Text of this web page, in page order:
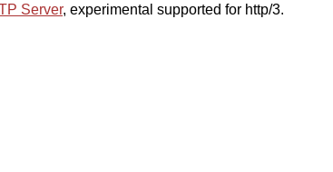
Server, experimental supported for http/3.